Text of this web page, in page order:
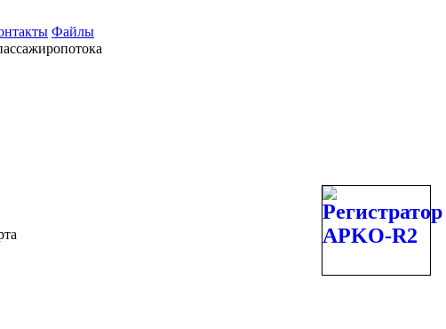
Файлы